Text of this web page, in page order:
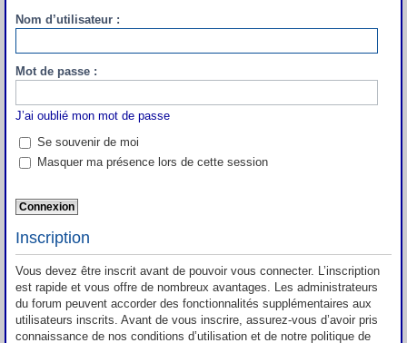
Nom d’utilisateur :
Mot de passe :
J’ai oublié mon mot de passe
Se souvenir de moi
Masquer ma présence lors de cette session
Inscription
Vous devez être inscrit avant de pouvoir vous connecter. L’inscription
est rapide et vous offre de nombreux avantages. Les administrateurs
du forum peuvent accorder des fonctionnalités supplémentaires aux
utilisateurs inscrits. Avant de vous inscrire, assurez-vous d’avoir pris
connaissance de nos conditions d’utilisation et de notre politique de